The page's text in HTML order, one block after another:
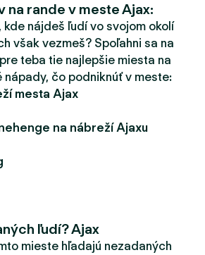
d
e
r
na rande v meste Ajax:
kde nájdeš ľudí vo svojom okolí
však vezmeš? Spoľahni sa na
teba tie najlepšie miesta na
nápady, čo podniknúť v meste:
mesta Ajax
na nábreží Ajaxu
ľudí? Ajax
mieste hľadajú nezadaných